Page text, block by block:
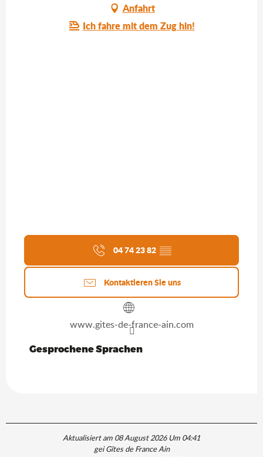
Anfahrt
Ich fahre mit dem Zug hin!
04 74 23 82 ▒▒
Kontaktieren Sie uns
www.gites-de-france-ain.com
Gesprochene Sprachen
Gesprochene Sprachen
Aktualisiert am 08 August 2026 Um 04:41
gei Gîtes de France Ain